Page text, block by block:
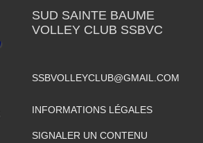
SUD SAINTE BAUME
VOLLEY CLUB SSBVC
SSBVOLLEYCLUB@GMAIL.COM
INFORMATIONS LÉGALES
SIGNALER UN CONTENU